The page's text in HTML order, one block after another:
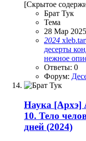
[Скрытое
Брат Тук
Тема
28 Мар 2025
2024
десерты
нежное
Ответы: 0
Форум:
Наука [Архэ]
10. Тело
дней (2024)